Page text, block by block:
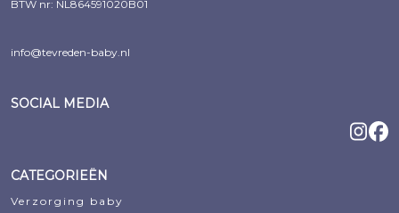
BTW nr: NL864591020B01
info@tevreden-baby.nl
SOCIAL MEDIA
CATEGORIEËN
Verzorging baby